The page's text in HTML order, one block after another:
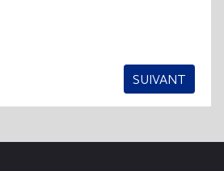
DE LECTURE
ARTICLE
SUIVANT